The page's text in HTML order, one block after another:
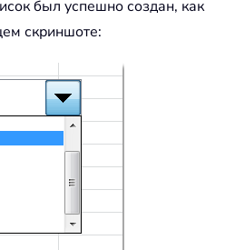
был успешно создан, как
скриншоте: